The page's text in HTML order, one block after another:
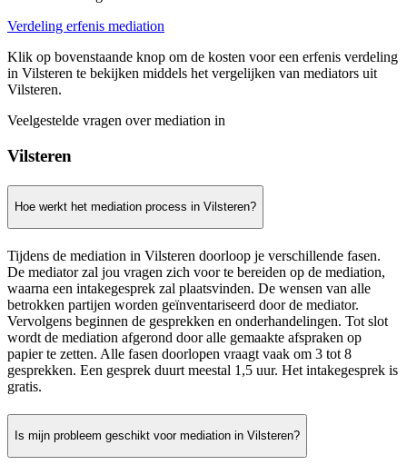
Verdeling erfenis mediation
Klik op bovenstaande knop om de kosten voor een erfenis verdeling
in Vilsteren te bekijken middels het vergelijken van mediators uit
Vilsteren.
Veelgestelde vragen over mediation in
Vilsteren
Hoe werkt het mediation process in Vilsteren?
Tijdens de mediation in Vilsteren doorloop je verschillende fasen.
De mediator zal jou vragen zich voor te bereiden op de mediation,
waarna een intakegesprek zal plaatsvinden. De wensen van alle
betrokken partijen worden geïnventariseerd door de mediator.
Vervolgens beginnen de gesprekken en onderhandelingen. Tot slot
wordt de mediation afgerond door alle gemaakte afspraken op
papier te zetten. Alle fasen doorlopen vraagt vaak om 3 tot 8
gesprekken. Een gesprek duurt meestal 1,5 uur. Het intakegesprek is
gratis.
Is mijn probleem geschikt voor mediation in Vilsteren?